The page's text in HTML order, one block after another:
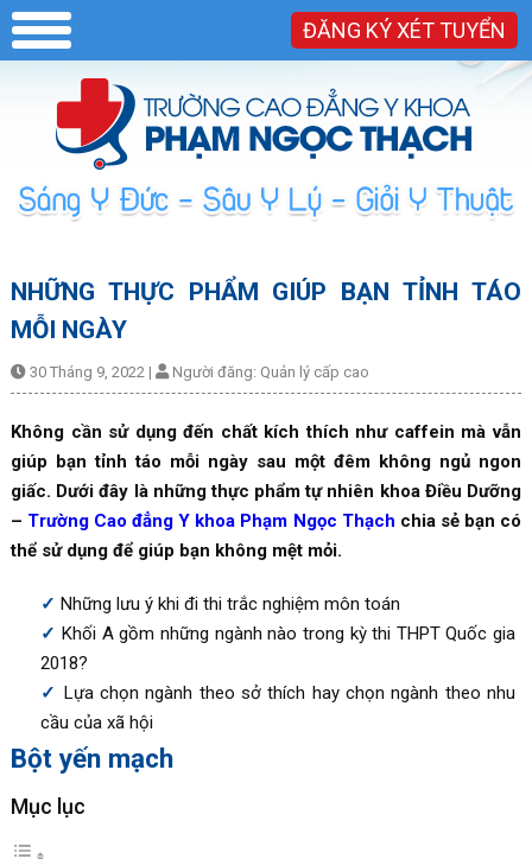
ĐĂNG KÝ XÉT TUYỂN
NHỮNG THỰC PHẨM GIÚP BẠN TỈNH TÁO
MỖI NGÀY
30 Tháng 9, 2022 | Người đăng: Quản lý cấp cao
Không cần sử dụng đến chất kích thích như caffein mà vẫn
giúp bạn tỉnh táo mỗi ngày sau một đêm không ngủ ngon
giấc. Dưới đây là những thực phẩm tự nhiên khoa Điều Dưỡng
– Trường Cao đẳng Y khoa Phạm Ngọc Thạch chia sẻ bạn có
thể sử dụng để giúp bạn không mệt mỏi.
Những lưu ý khi đi thi trắc nghiệm môn toán
Khối A gồm những ngành nào trong kỳ thi THPT Quốc gia
2018?
Lựa chọn ngành theo sở thích hay chọn ngành theo nhu
cầu của xã hội
Bột yến mạch
Mục lục